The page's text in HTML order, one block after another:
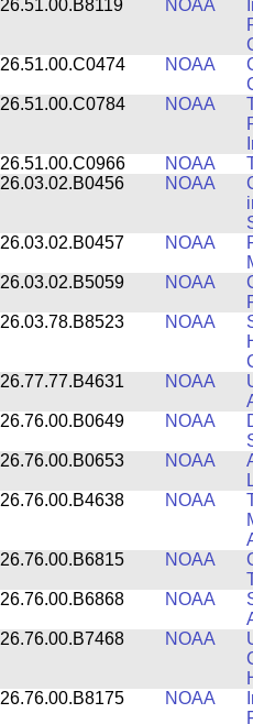
26.51.00.B8119
NOAA
26.51.00.C0474
NOAA
26.51.00.C0784
NOAA
26.51.00.C0966
NOAA
26.03.02.B0456
NOAA
26.03.02.B0457
NOAA
26.03.02.B5059
NOAA
26.03.78.B8523
NOAA
26.77.77.B4631
NOAA
26.76.00.B0649
NOAA
26.76.00.B0653
NOAA
26.76.00.B4638
NOAA
26.76.00.B6815
NOAA
26.76.00.B6868
NOAA
26.76.00.B7468
NOAA
26.76.00.B8175
NOAA